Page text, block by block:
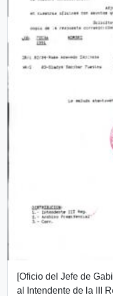
[Oficio del Jefe de
al Intendente de la III